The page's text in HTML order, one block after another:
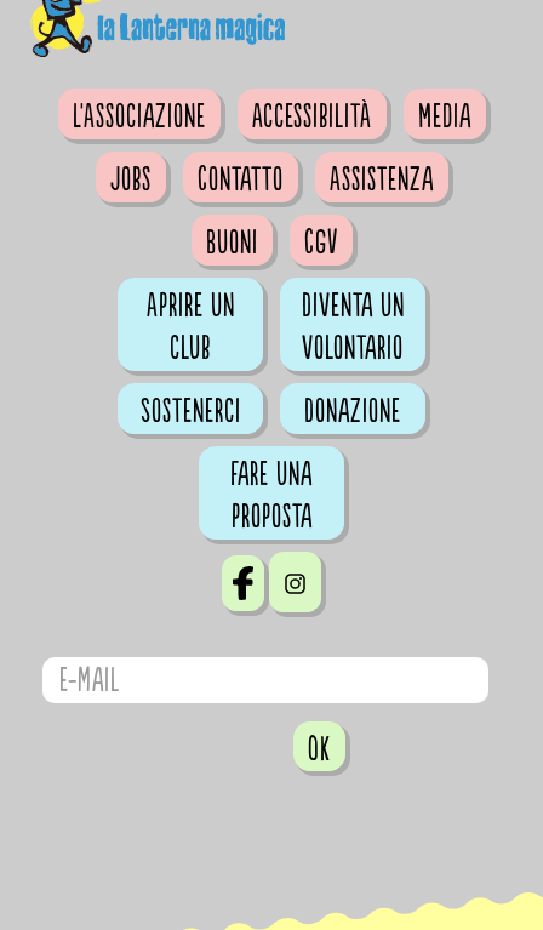
L'Associazione Accessibilità
Media
Jobs
Contatto
Assistenza
Buoni
CGV
Aprire un
club
Diventa un
volontario
Sostenerci
Donazione
Fare una
proposta
OK